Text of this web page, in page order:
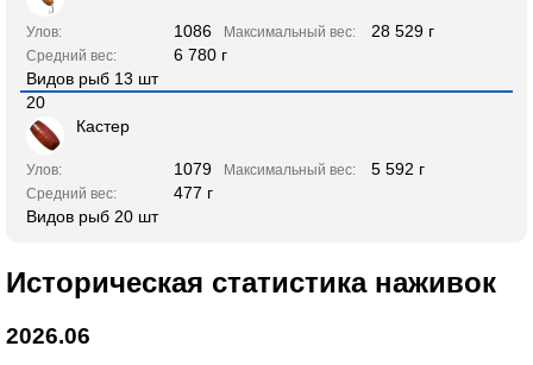
Улов: 1086 Максимальный вес: 28 529 г
Средний вес:
6 780 г
Видов рыб 13 шт
20
Кастер
Улов: 1079 Максимальный вес: 5 592 г
Средний вес:
477 г
Видов рыб 20 шт
Историческая статистика наживок
2026.06